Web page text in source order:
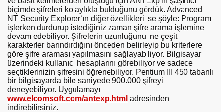
biçimde şifreleri kolaylıkla bulduğunu gördük. Advanced
NT Security Explorer‘ın diğer özellikleri ise şöyle: Program
işlerken durdurup istediğiniz zaman şifre arama işlemine
devam edebiliyor. Şifrelerin uzunluğunu, ne çeşit
karakterler barındırdığını önceden belirleyip bu kriterlere
göre şifre araması yapılmasını sağlayabiliyor. Bilgisayar
üzerindeki kullanıcı hesaplarını görebiliyor ve sadece
seçtiklerinizin şifresini öğrenebiliyor. Pentium III 450 tabanlı
bir bilgisayarda bile saniyede 900.000 şifreyi
deneyebiliyor. Uygulamayı
www.elcomsoft.com/antexp.html adresinden
indirebilirsiniz.